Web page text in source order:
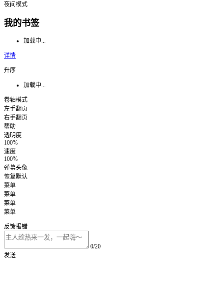
夜间模式
我的书签
加载中...
详情
升序
加载中...
卷轴模式
左手翻页
右手翻页
帮助
透明度
100%
速度
100%
弹幕头像
恢复默认
菜单
菜单
菜单
菜单
反馈报错
0/20
发送